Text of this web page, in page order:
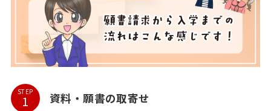
STEP 資料・願書の取寄せ